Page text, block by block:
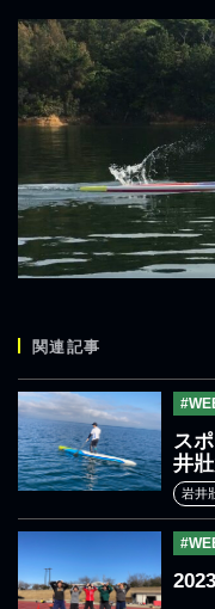
関連記事
ス
井
岩井